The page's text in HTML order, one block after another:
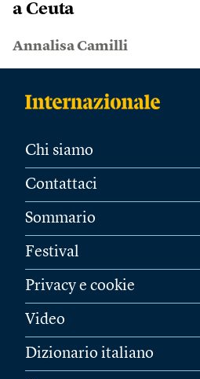
a Ceuta
Annalisa Camilli
Chi siamo
Contattaci
Sommario
Festival
Privacy e cookie
Video
Dizionario italiano